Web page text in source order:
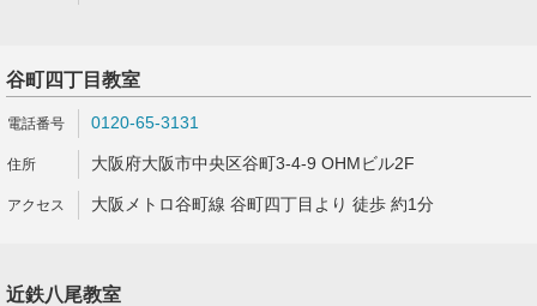
谷町四丁目教室
0120-65-3131
大阪府大阪市中央区谷町3-4-9 OHMビル2F
大阪メトロ谷町線 谷町四丁目より 徒歩 約1分
近鉄八尾教室